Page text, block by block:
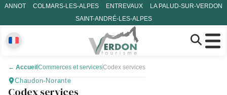
ANNOT COLMARS-LES-ALPES ENTREVAUX
LA PALUD-SUR-VERDON
SAINT-ANDRÉ-LES-ALPES
← Accueil Commerces et servicesCodex services
Chaudon-Norante
Codex services